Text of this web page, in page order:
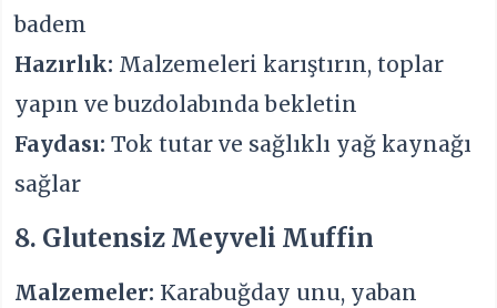
badem
Hazırlık: Malzemeleri karıştırın, toplar
yapın ve buzdolabında bekletin
Faydası: Tok tutar ve sağlıklı yağ kaynağı
sağlar
8. Glutensiz Meyveli Muffin
Malzemeler: Karabuğday unu, yaban